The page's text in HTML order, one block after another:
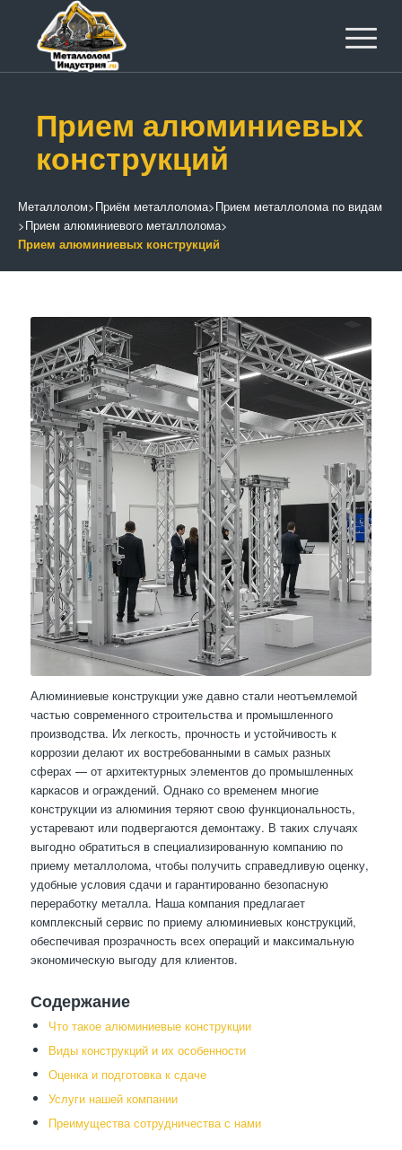
Прием алюминиевых
конструкций
Металлолом>Приём металлолома>Прием металлолома по видам
>Прием алюминиевого металлолома>
Прием алюминиевых конструкций
Алюминиевые конструкции уже давно стали неотъемлемой
частью современного строительства и промышленного
производства. Их легкость, прочность и устойчивость к
коррозии делают их востребованными в самых разных
сферах — от архитектурных элементов до промышленных
каркасов и ограждений. Однако со временем многие
конструкции из алюминия теряют свою функциональность,
устаревают или подвергаются демонтажу. В таких случаях
выгодно обратиться в специализированную компанию по
приему металлолома, чтобы получить справедливую оценку,
удобные условия сдачи и гарантированно безопасную
переработку металла. Наша компания предлагает
комплексный сервис по приему алюминиевых конструкций,
обеспечивая прозрачность всех операций и максимальную
экономическую выгоду для клиентов.
Содержание
Что такое алюминиевые конструкции
Виды конструкций и их особенности
Оценка и подготовка к сдаче
Услуги нашей компании
Преимущества сотрудничества с нами